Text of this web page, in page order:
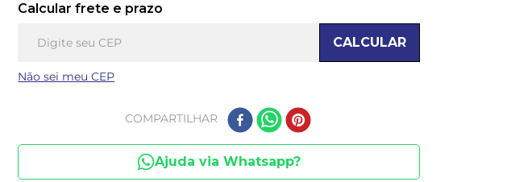
Calcular frete e prazo
CALCULAR
Não sei meu CEP
COMPARTILHAR
Ajuda via Whatsapp?